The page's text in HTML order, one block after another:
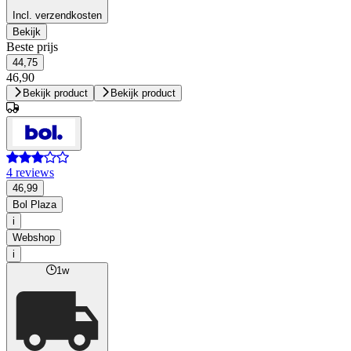
Incl. verzendkosten
Bekijk
Beste prijs
44,75
46,90
Bekijk product Bekijk product
4 reviews
46,99
Bol Plaza
i
Webshop
i
1w